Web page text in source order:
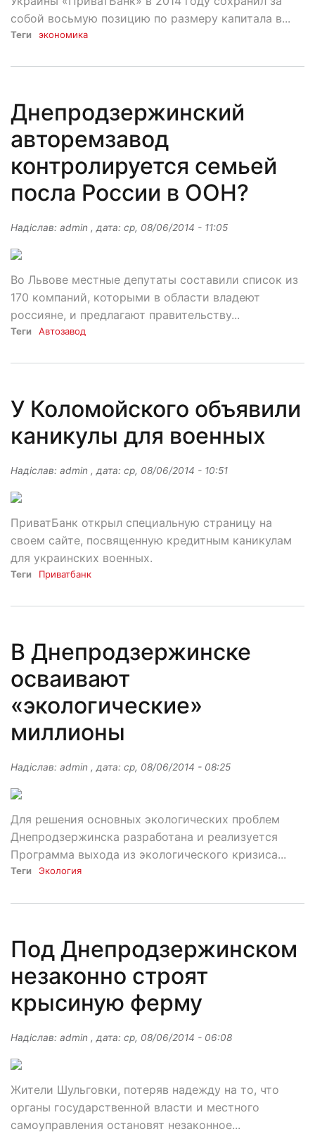
собой восьмую позицию по размеру капитала в...
Теги экономика
Днепродзержинский
авторемзавод
контролируется семьей
посла России в ООН?
Надіслав: admin , дата: ср, 08/06/2014 - 11:05
Во Львове местные депутаты составили список из
170 компаний, которыми в области владеют
россияне, и предлагают правительству...
Теги Автозавод
У Коломойского объявили
каникулы для военных
Надіслав: admin , дата: ср, 08/06/2014 - 10:51
ПриватБанк открыл специальную страницу на
своем сайте, посвященную кредитным каникулам
для украинских военных.
Теги Приватбанк
В Днепродзержинске
осваивают
«экологические»
миллионы
Надіслав: admin , дата: ср, 08/06/2014 - 08:25
Для решения основных экологических проблем
Днепродзержинска разработана и реализуется
Программа выхода из экологического кризиса...
Теги Экология
Под Днепродзержинском
незаконно строят
крысиную ферму
Надіслав: admin , дата: ср, 08/06/2014 - 06:08
Жители Шульговки, потеряв надежду на то, что
органы государственной власти и местного
самоуправления остановят незаконное...